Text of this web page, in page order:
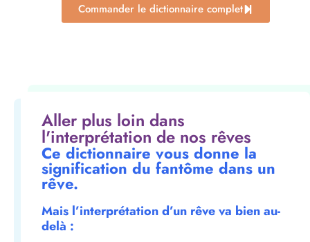
Commander le dictionnaire complet
Aller plus loin dans
l'interprétation de nos rêves
Ce dictionnaire vous donne la
signification du fantôme dans un
rêve.
Mais l’interprétation d’un rêve va bien au-
delà :